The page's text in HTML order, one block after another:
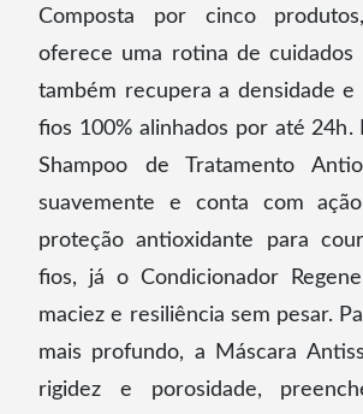
Composta por cinco
oferece uma rotina de cuidados
também recupera a densidade e
fios 100% alinhados por até 24h.
Shampoo de Tratamento
suavemente e conta com
proteção antioxidante para
fios, já o Condicionador
maciez e resiliência sem pesar.
mais profundo, a Máscara
rigidez e porosidade,